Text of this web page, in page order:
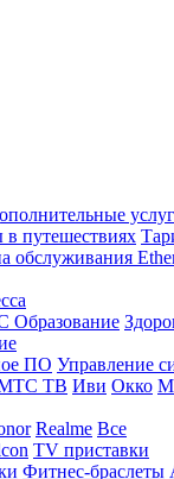
путешествиях
обслуживания
Образование
ПО Управление
ТВ Иви Окко
Realme Все
TV приставки
Фитнес-браслеты